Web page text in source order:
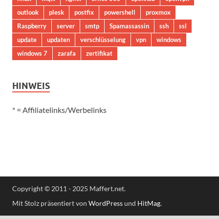
outlook
plesk postfix powershell
proxmox
Raspberry
server smtp Spamassassin ssh
ssl
update
updaten verschlüsselung vpn
windows
windows 7
zarafa zertifikat
HINWEIS
* = Affiliatelinks/Werbelinks
Copyright © 2011 - 2025 Maffert.net.
Mit Stolz präsentiert von WordPressund HitMag.